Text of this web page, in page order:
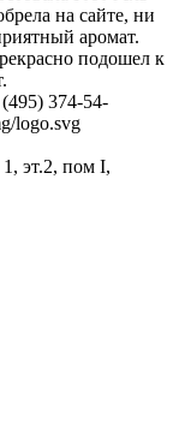
на сайте, ни
аромат.
подошел к
374-54-
logo.svg
эт.2, пом I,